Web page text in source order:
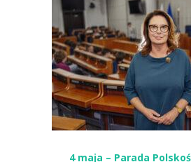
4 maja – Parada